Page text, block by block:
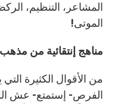
المشاعر، التنظيم،
الموتى!
مناهج إنتقائية من
من الأقوال الكثيرة
الفرص- إستمتع- عش